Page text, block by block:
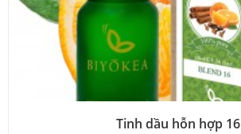
Tinh dầu hỗn hợp 16